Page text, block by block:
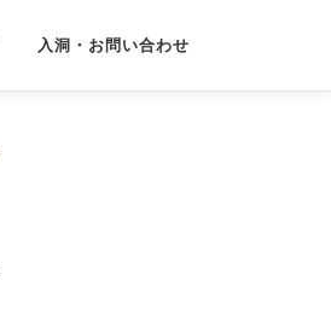
入洞・お問い合わせ